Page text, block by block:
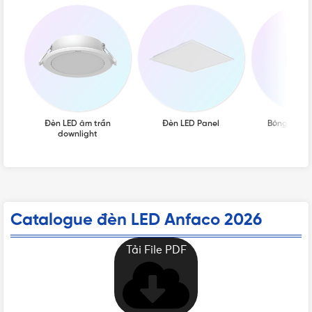
Đèn LED âm trần
downlight
Đèn LED Panel Bóng đèn
Catalogue đèn LED Anfaco 2026
Tải File PDF